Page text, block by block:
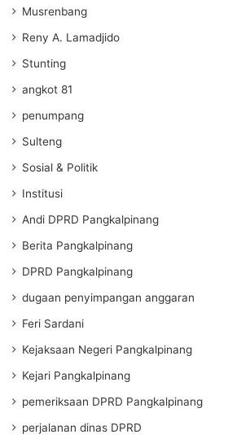
Musrenbang
Reny A. Lamadjido
Stunting
angkot 81
penumpang
Sulteng
Sosial & Politik
Institusi
Andi DPRD Pangkalpinang
Berita Pangkalpinang
DPRD Pangkalpinang
dugaan penyimpangan anggaran
Feri Sardani
Kejaksaan Negeri Pangkalpinang
Kejari Pangkalpinang
pemeriksaan DPRD Pangkalpinang
perjalanan dinas DPRD